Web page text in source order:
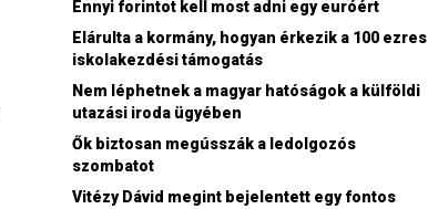
Ennyi forintot kell most adni egy euróért
Elárulta a kormány, hogyan érkezik a 100 ezres
iskolakezdési támogatás
Nem léphetnek a magyar hatóságok a külföldi
utazási iroda ügyében
Ők biztosan megússzák a ledolgozós
szombatot
Vitézy Dávid megint bejelentett egy fontos